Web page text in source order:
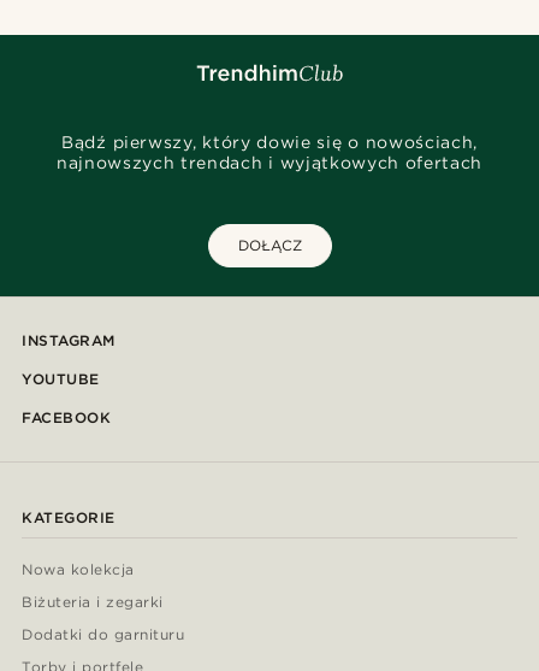
Bądź pierwszy, który dowie się o nowościach,
najnowszych trendach i wyjątkowych ofertach
DOŁĄCZ
INSTAGRAM
YOUTUBE
FACEBOOK
KATEGORIE
Nowa kolekcja
Biżuteria i zegarki
Dodatki do garnituru
Torby i portfele